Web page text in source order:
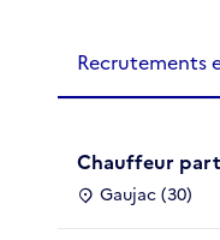
Recrutements
Chauffeur
Gaujac (30)